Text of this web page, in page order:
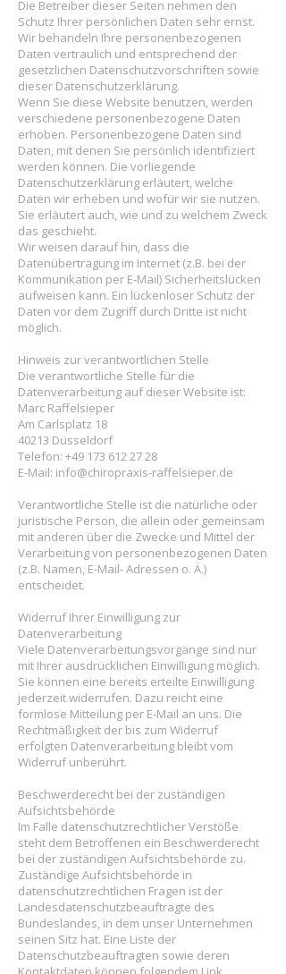
Die Betreiber dieser Seiten nehmen den
Schutz Ihrer persönlichen Daten sehr ernst.
Wir behandeln Ihre personenbezogenen
Daten vertraulich und entsprechend der
gesetzlichen Datenschutzvorschriften sowie
dieser Datenschutzerklärung.
Wenn Sie diese Website benutzen, werden
verschiedene personenbezogene Daten
erhoben. Personenbezogene Daten sind
Daten, mit denen Sie persönlich identifiziert
werden können. Die vorliegende
Datenschutzerklärung erläutert, welche
Daten wir erheben und wofür wir sie nutzen.
Sie erläutert auch, wie und zu welchem Zweck
das geschieht.
Wir weisen darauf hin, dass die
Datenübertragung im Internet (z.B. bei der
Kommunikation per E-Mail) Sicherheitslücken
aufweisen kann. Ein lückenloser Schutz der
Daten vor dem Zugriff durch Dritte ist nicht
möglich.
Hinweis zur verantwortlichen Stelle
Die verantwortliche Stelle für die
Datenverarbeitung auf dieser Website ist:
Marc Raffelsieper
Am Carlsplatz 18
40213 Düsseldorf
Telefon: +49 173 612 27 28
E-Mail: info@chiropraxis-raffelsieper.de
Verantwortliche Stelle ist die natürliche oder
juristische Person, die allein oder gemeinsam
mit anderen über die Zwecke und Mittel der
Verarbeitung von personenbezogenen Daten
(z.B. Namen, E-Mail- Adressen o. Ä.)
entscheidet.
Widerruf Ihrer Einwilligung zur
Datenverarbeitung
Viele Datenverarbeitungsvorgänge sind nur
mit Ihrer ausdrücklichen Einwilligung möglich.
Sie können eine bereits erteilte Einwilligung
jederzeit widerrufen. Dazu reicht eine
formlose Mitteilung per E-Mail an uns. Die
Rechtmäßigkeit der bis zum Widerruf
erfolgten Datenverarbeitung bleibt vom
Widerruf unberührt.
Beschwerderecht bei der zuständigen
Aufsichtsbehörde
Im Falle datenschutzrechtlicher Verstöße
steht dem Betroffenen ein Beschwerderecht
bei der zuständigen Aufsichtsbehörde zu.
Zuständige Aufsichtsbehörde in
datenschutzrechtlichen Fragen ist der
Landesdatenschutzbeauftragte des
Bundeslandes, in dem unser Unternehmen
seinen Sitz hat. Eine Liste der
Datenschutzbeauftragten sowie deren